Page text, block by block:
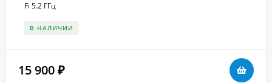
Fi 5.2 ГГц
В НАЛИЧИИ
15 900 ₽